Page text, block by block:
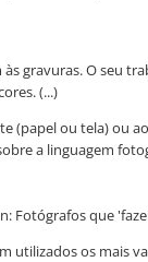
às gravuras. O seu
(...)
(papel ou tela) ou
a linguagem
Fotógrafos que
utilizados os mais